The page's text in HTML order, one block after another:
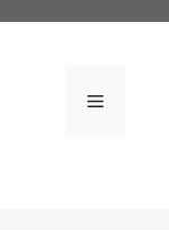
Menu